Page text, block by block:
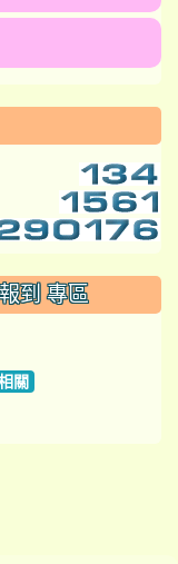
到 專區
關